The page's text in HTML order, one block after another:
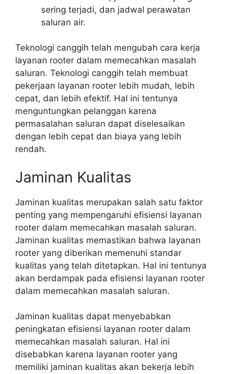
sering terjadi, dan jadwal perawatan
saluran air.
Teknologi canggih telah mengubah cara kerja
layanan rooter dalam memecahkan masalah
saluran. Teknologi canggih telah membuat
pekerjaan layanan rooter lebih mudah, lebih
cepat, dan lebih efektif. Hal ini tentunya
menguntungkan pelanggan karena
permasalahan saluran dapat diselesaikan
dengan lebih cepat dan biaya yang lebih
rendah.
Jaminan Kualitas
Jaminan kualitas merupakan salah satu faktor
penting yang mempengaruhi efisiensi layanan
rooter dalam memecahkan masalah saluran.
Jaminan kualitas memastikan bahwa layanan
rooter yang diberikan memenuhi standar
kualitas yang telah ditetapkan. Hal ini tentunya
akan berdampak pada efisiensi layanan rooter
dalam memecahkan masalah saluran.
Jaminan kualitas dapat menyebabkan
peningkatan efisiensi layanan rooter dalam
memecahkan masalah saluran. Hal ini
disebabkan karena layanan rooter yang
memiliki jaminan kualitas akan bekerja lebih